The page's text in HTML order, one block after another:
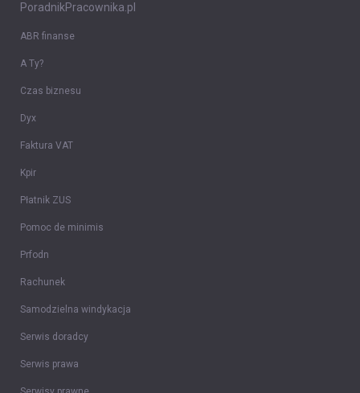
PoradnikPracownika.pl
ABR finanse
A Ty?
Czas biznesu
Dyx
Faktura VAT
Kpir
Płatnik ZUS
Pomoc de minimis
Prfodn
Rachunek
Samodzielna windykacja
Serwis doradcy
Serwis prawa